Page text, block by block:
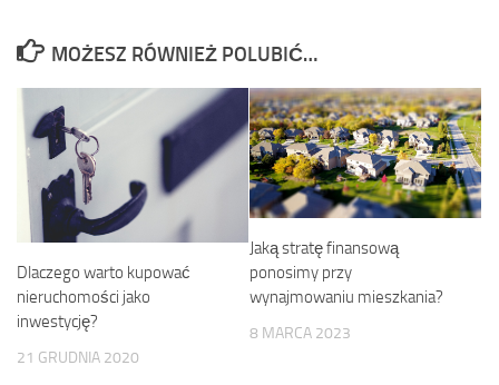
MOŻESZ RÓWNIEŻ POLUBIĆ…
Dlaczego warto kupować
nieruchomości jako
inwestycję?
21 GRUDNIA 2020
Jaką stratę finansową
ponosimy przy
wynajmowaniu mieszkania?
8 MARCA 2023